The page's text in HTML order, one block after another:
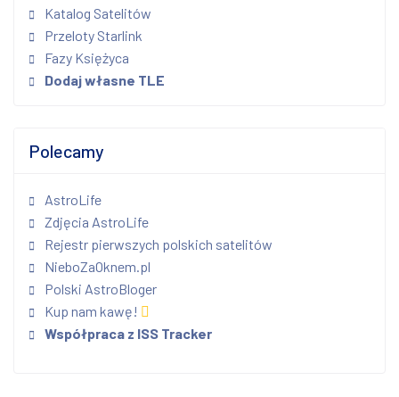
Katalog Satelitów
Przeloty Starlink
Fazy Księżyca
Dodaj własne TLE
Polecamy
AstroLife
Zdjęcia AstroLife
Rejestr pierwszych polskich satelitów
NieboZaOknem.pl
Polski AstroBloger
Kup nam kawę!
Współpraca z ISS Tracker